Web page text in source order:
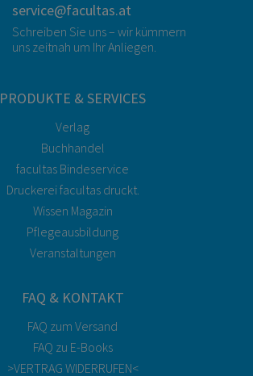
service@facultas.at
Schreiben Sie uns – wir kümmern
uns zeitnah um Ihr Anliegen.
PRODUKTE & SERVICES
Verlag
Buchhandel
facultas Bindeservice
Druckerei facultas druckt.
Wissen Magazin
Pflegeausbildung
Veranstaltungen
FAQ & KONTAKT
FAQ zum Versand
FAQ zu E-Books
>VERTRAG WIDERRUFEN<